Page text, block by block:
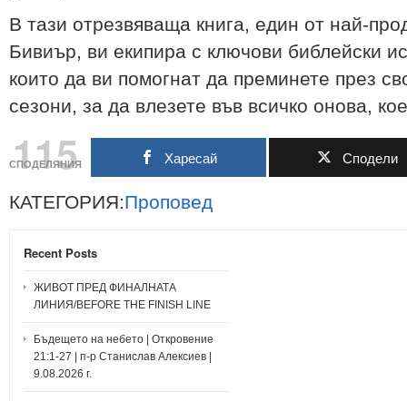
В тази отрезвяваща книга, един от най-
Бивиър, ви екипира с ключови библейски
които да ви помогнат да преминете през
сезони, за да влезете във всичко онова,
115
СПОДЕЛЯНИЯ Харесай Сподели
КАТЕГОРИЯ:Проповед
Recent Posts
ЖИВОТ ПРЕД ФИНАЛНАТА
ЛИНИЯ/BEFORE THE FINISH LINE
Бъдещето на небето | Откровение
21:1-27 | п-р Станислав Алексиев |
9.08.2026 г.